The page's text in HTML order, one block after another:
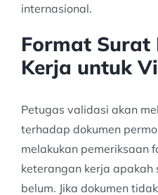
internasional.
Format Surat
Kerja untuk
Petugas validasi akan
terhadap dokumen
melakukan pemeriksaan
keterangan kerja apakah
belum. Jika dokumen